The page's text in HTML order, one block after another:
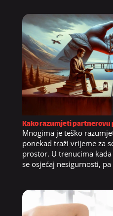
Kako razumjeti
Mnogima je teško
ponekad traži vrijeme za
prostor. U trenucima
se osjećaj nesigurnosti,